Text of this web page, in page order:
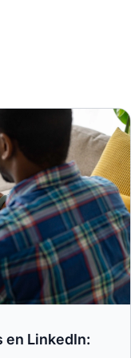
Cómo conseguir
en LinkedIn: